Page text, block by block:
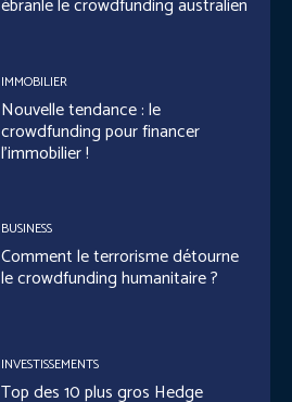
ébranle le crowdfunding australien
IMMOBILIER
Nouvelle tendance : le
crowdfunding pour financer
l’immobilier !
BUSINESS
Comment le terrorisme détourne
le crowdfunding humanitaire ?
INVESTISSEMENTS
Top des 10 plus gros Hedge